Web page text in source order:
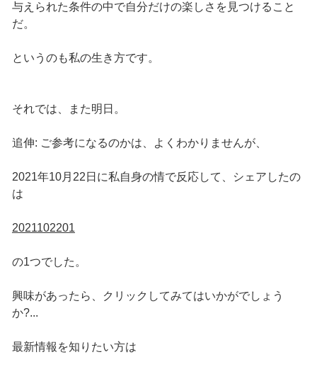
与えられた条件の中で自分だけの楽しさを見つけること
だ。
というのも私の生き方です。
それでは、また明日。
追伸: ご参考になるのかは、よくわかりませんが、
2021年10月22日に私自身の情で反応して、シェアしたの
は
2021102201
の1つでした。
興味があったら、クリックしてみてはいかがでしょう
か?...
最新情報を知りたい方は